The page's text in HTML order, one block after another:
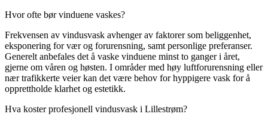
Hvor ofte bør vinduene vaskes?
Frekvensen av vindusvask avhenger av faktorer som beliggenhet,
eksponering for vær og forurensning, samt personlige preferanser.
Generelt anbefales det å vaske vinduene minst to ganger i året,
gjerne om våren og høsten. I områder med høy luftforurensning eller
nær trafikkerte veier kan det være behov for hyppigere vask for å
opprettholde klarhet og estetikk.
Hva koster profesjonell vindusvask i Lillestrøm?